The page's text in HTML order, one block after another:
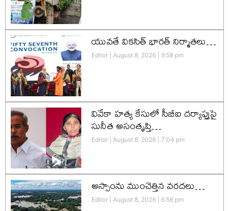
యువతే వికసిత్‌ భారత్‌ నిర్మాతలు…
Editor August 8, 2026 9:58 pm
వివేకా హత్య కేసులో సీబీఐ దర్యాప్తుపై
సునీత అసంతృప్తి…
Editor August 8, 2026 7:04 pm
అస్సాంను ముంచెత్తిన వరదలు…
Editor August 8, 2026 6:56 pm